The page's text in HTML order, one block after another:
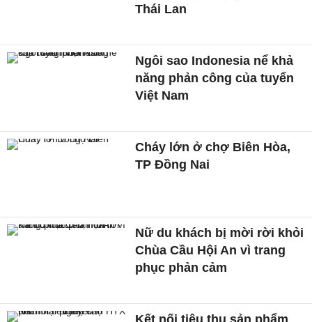
Thái Lan
Ngôi sao Indonesia nể khả
năng phản công của tuyển
Việt Nam
Cháy lớn ở chợ Biên Hòa,
TP Đồng Nai
Nữ du khách bị mời rời khỏi
Chùa Cầu Hội An vì trang
phục phản cảm
Kết nối tiêu thụ sản phẩm